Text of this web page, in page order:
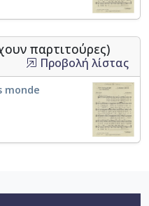
παρτιτούρες)
Προβολή λίστας
monde